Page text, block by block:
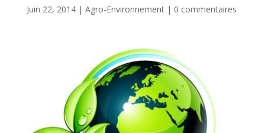
Juin 22, 2014| Agro-Environnement| 0 commentaires